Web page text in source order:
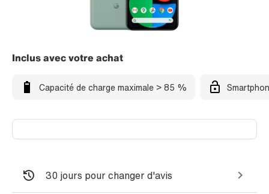
Inclus avec votre achat
Capacité de charge maximale > 85 %
30 jours pour changer d'avis